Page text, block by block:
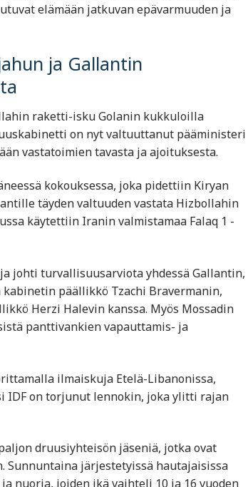
elämään jatkuvan epävarmuuden ja
ja Gallantin
raketti-isku Golanin kukkuloilla
on nyt valtuuttanut pääministeri
vastatoimien tavasta ja ajoituksesta.
kokouksessa, joka pidettiin Kiryan
täyden valtuuden vastata Hizbollahin
käytettiin Iranin valmistamaa Falaq 1 -
johti turvallisuusarviota yhdessä Gallantin,
päällikkö Tzachi Bravermanin,
Herzi Halevin kanssa. Myös Mossadin
panttivankien vapauttamis- ja
ilmaiskuja Etelä-Libanonissa,
IDF on torjunut lennokin, joka ylitti rajan
druusiyhteisön jäseniä, jotka ovat
Sunnuntaina järjestetyissä hautajaisissa
nuoria, joiden ikä vaihteli 10 ja 16 vuoden